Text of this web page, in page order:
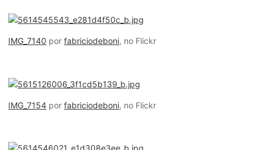
IMG_7140 por fabriciodeboni, no Flickr
IMG_7154 por fabriciodeboni, no Flickr